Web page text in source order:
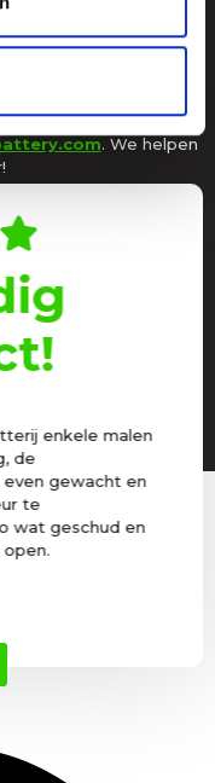
kunt antwoorden, dan
Battery! Twijfelt u of
met uw kenteken en
. We helpen
enkele malen
de
gewacht en
te
wat geschud en
open.